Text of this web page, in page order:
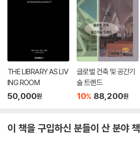
THE LIBRARY AS LIV
ING ROOM
50,000원
글로벌 건축 및 공간기
술 트랜드
10% 88,200원
이 책을 구입하신 분들이 산 분야 책